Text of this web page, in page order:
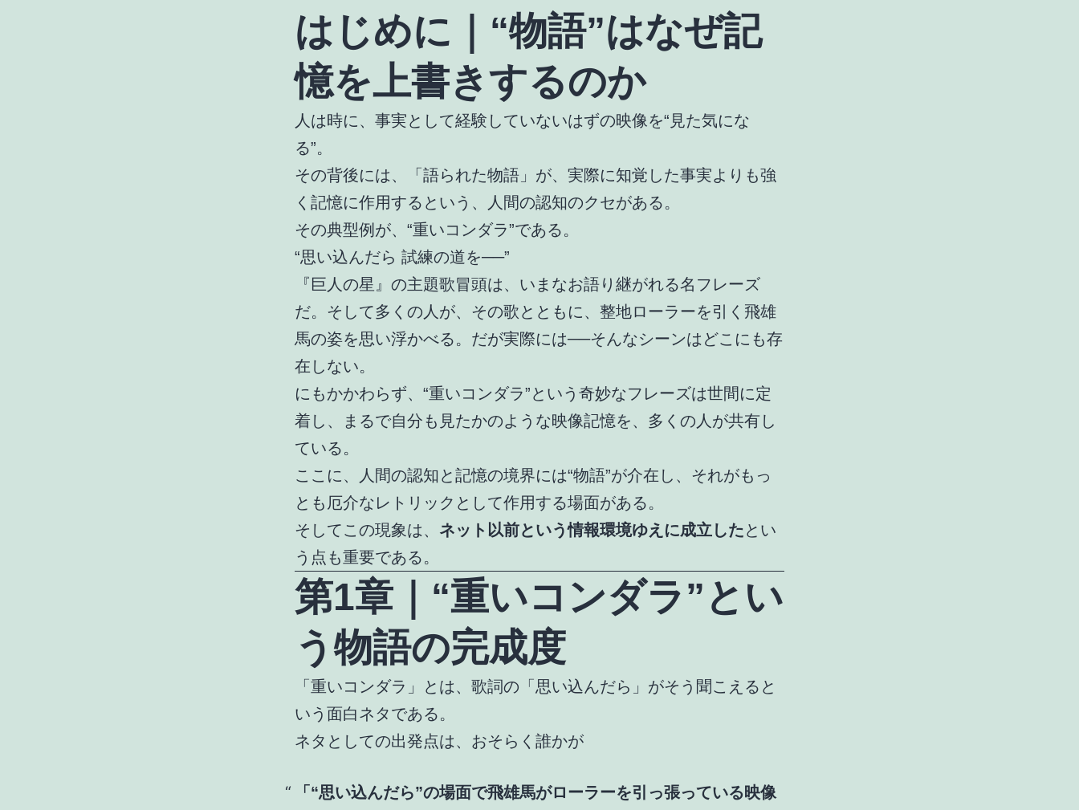
はじめに｜“物語”はなぜ記
憶を上書きするのか
人は時に、事実として経験していないはずの映像を“見た気にな
る”。
その背後には、「語られた物語」が、実際に知覚した事実よりも強
く記憶に作用するという、人間の認知のクセがある。
その典型例が、“重いコンダラ”である。
“思い込んだら 試練の道を──”
『巨人の星』の主題歌冒頭は、いまなお語り継がれる名フレーズ
だ。そして多くの人が、その歌とともに、整地ローラーを引く飛雄
馬の姿を思い浮かべる。だが実際には──そんなシーンはどこにも存
在しない。
にもかかわらず、“重いコンダラ”という奇妙なフレーズは世間に定
着し、まるで自分も見たかのような映像記憶を、多くの人が共有し
ている。
ここに、人間の認知と記憶の境界には“物語”が介在し、それがもっ
とも厄介なレトリックとして作用する場面がある。
そしてこの現象は、 ネット以前という情報環境ゆえに成立したとい
う点も重要である。
第1章｜“重いコンダラ”とい
う物語の完成度
「重いコンダラ」とは、歌詞の「思い込んだら」がそう聞こえると
いう面白ネタである。
ネタとしての出発点は、おそらく誰かが
「“思い込んだら”の場面で飛雄馬がローラーを引っ張っている映像